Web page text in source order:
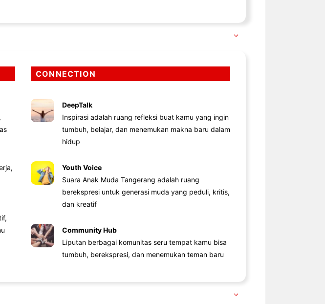
CONNECTION
DeepTalk
Inspirasi adalah ruang refleksi buat kamu yang ingin
tumbuh, belajar, dan menemukan makna baru dalam
hidup
Youth Voice
Suara Anak Muda Tangerang adalah ruang
berekspresi untuk generasi muda yang peduli, kritis,
dan kreatif
Community Hub
Liputan berbagai komunitas seru tempat kamu bisa
tumbuh, berekspresi, dan menemukan teman baru